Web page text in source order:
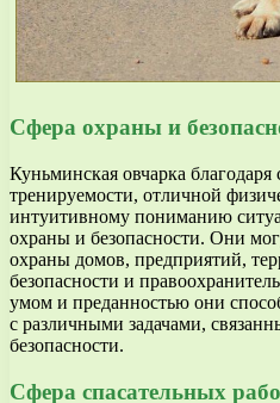
Сфера охраны и
Куньминская овчарка благодаря
тренируемости, отличной
интуитивному пониманию
охраны и безопасности. Они
охраны домов, предприятий,
безопасности и
умом и преданностью они
с различными задачами,
безопасности.
Сфера спасательных